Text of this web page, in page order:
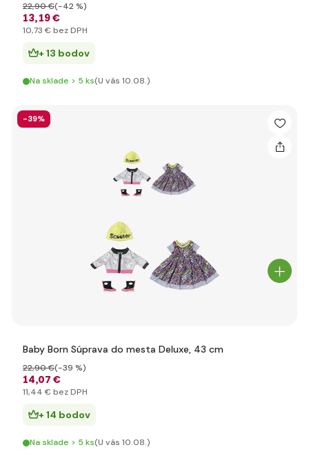
13,19 €
22,90 €(-42 %)
10,73 € bez DPH
+ 13 bodov
Na sklade > 5 ks(U vás 10.08.)
-39%
Baby Born Súprava do mesta Deluxe, 43 cm
14,07 €
22,90 €(-39 %)
11,44 € bez DPH
+ 14 bodov
Na sklade > 5 ks(U vás 10.08.)